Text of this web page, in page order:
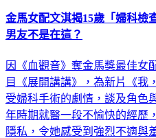
金馬女配文淇揭15歲「婦科
男友不是在這？
因《血觀音》奪金馬獎最佳女
目《展開講講》，為新片《我
受婦科手術的劇情，談及角色
年時期就醫一段不愉快的經歷
隱私，令她感受到強烈不適與